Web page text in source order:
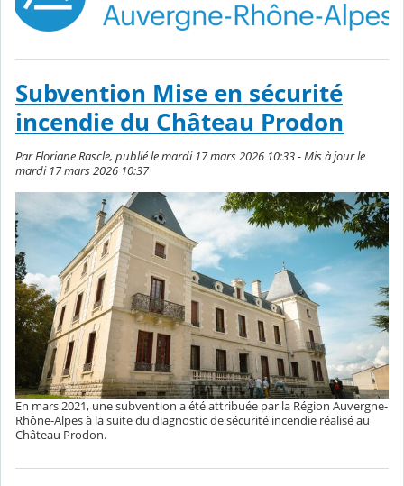
Subvention Mise en sécurité
incendie du Château Prodon
Par Floriane Rascle, publié le mardi 17 mars 2026 10:33 - Mis à jour le
mardi 17 mars 2026 10:37
En mars 2021, une subvention a été attribuée par la Région Auvergne-
Rhône-Alpes à la suite du diagnostic de sécurité incendie réalisé au
Château Prodon.